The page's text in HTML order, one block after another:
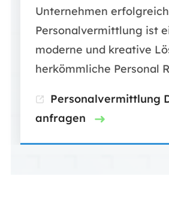
Unternehmen
Personalvermittlung ist
moderne und kreative
herkömmliche Personal
Personalvermittlung
anfragen